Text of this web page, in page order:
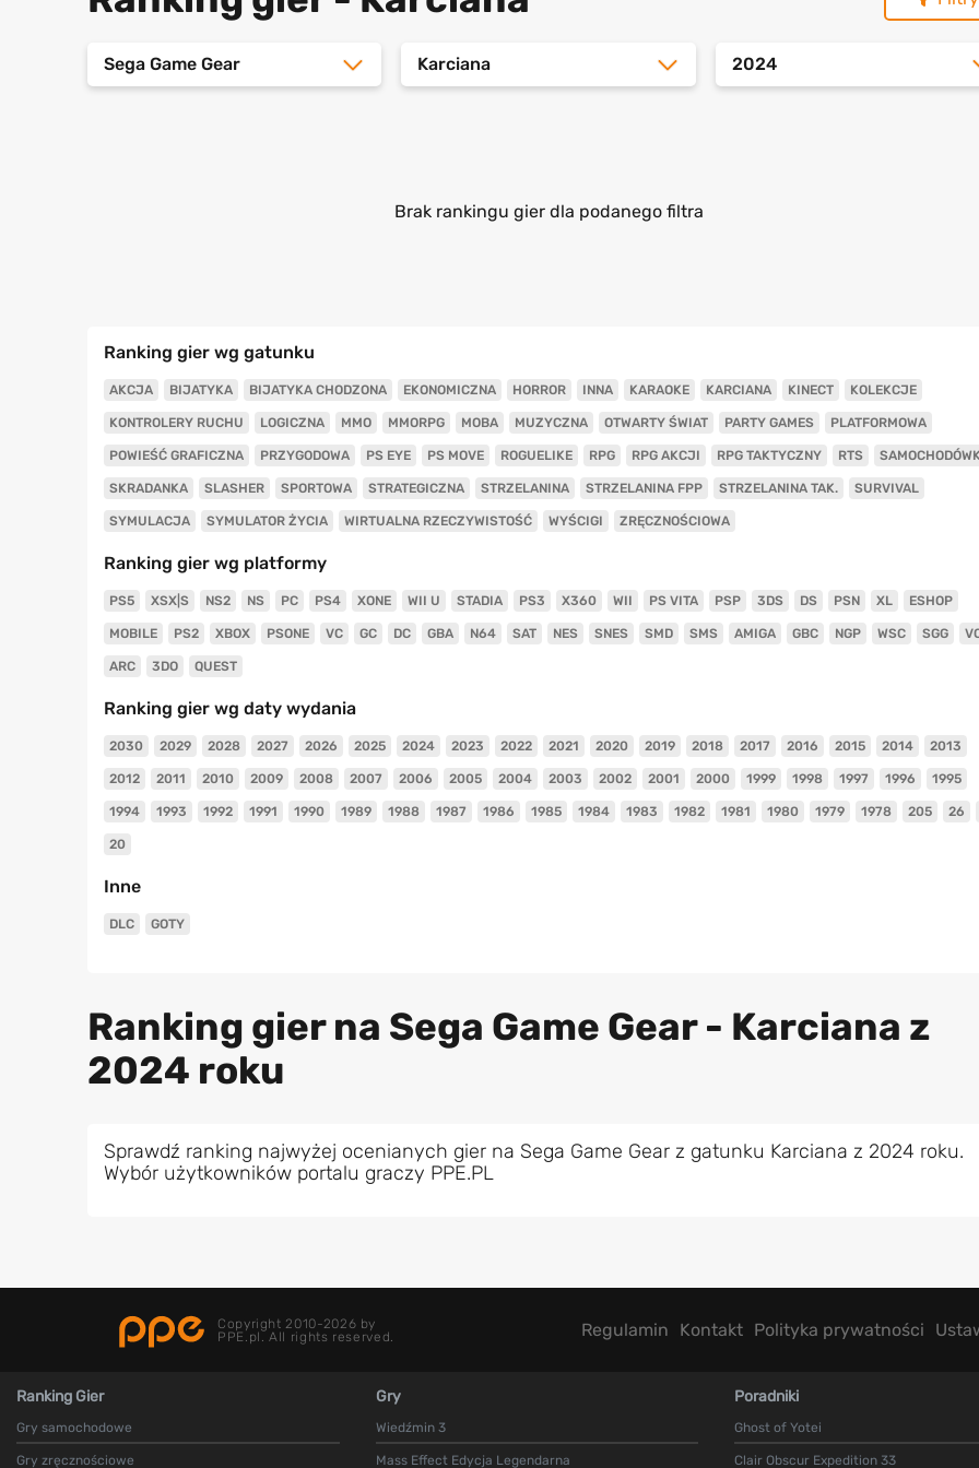
Sega Game Gear Karciana 2024
Brak rankingu gier dla podanego filtra
Ranking gier wg gatunku
AKCJA BIJATYKA BIJATYKA CHODZONA EKONOMICZNA HORROR INNA KARAOKE KARCIANA KINECT KOLEKCJE
KONTROLERY RUCHU LOGICZNA MMO MMORPG MOBA MUZYCZNA OTWARTY ŚWIAT PARTY GAMES PLATFORMOWA
POWIEŚĆ GRAFICZNA PRZYGODOWA PS EYE PS MOVE ROGUELIKE RPG RPG AKCJI RPG TAKTYCZNY RTS
SKRADANKA SLASHER SPORTOWA STRATEGICZNA STRZELANINA STRZELANINA FPP STRZELANINA TAK. SURVIVAL
SYMULACJA SYMULATOR ŻYCIA WIRTUALNA RZECZYWISTOŚĆ WYŚCIGI ZRĘCZNOŚCIOWA
Ranking gier wg platformy
PS5 XSX|S NS2 NS PC PS4 XONE WII U STADIA PS3 X360 WII PS VITA PSP 3DS DS PSN XL ESHOP
MOBILE PS2 XBOX PSONE VC GC DC GBA N64 SAT NES SNES SMD SMS AMIGA GBC NGP WSC SGG
ARC 3DO QUEST
Ranking gier wg daty wydania
2030 2029 2028 2027 2026 2025 2024 2023 2022 2021 2020 2019 2018 2017 2016 2015 2014 2013
2012 2011 2010 2009 2008 2007 2006 2005 2004 2003 2002 2001 2000 1999 1998 1997 1996 1995
1994 1993 1992 1991 1990 1989 1988 1987 1986 1985 1984 1983 1982 1981 1980 1979 1978 205 26
20
Inne
DLC GOTY
Ranking gier na Sega Game Gear - Karciana z
2024 roku
Sprawdź ranking najwyżej ocenianych gier na Sega Game Gear z gatunku Karciana z 2024 roku.
Wybór użytkowników portalu graczy PPE.PL
Copyright 2010-2026 by
PPE.pl. All rights reserved.
Regulamin Kontakt Polityka prywatności
Ranking Gier
Gry samochodowe
Gry zręcznościowe
Gry
Wiedźmin 3
Mass Effect Edycja Legendarna
Poradniki
Ghost of Yotei
Clair Obscur Expedition 33